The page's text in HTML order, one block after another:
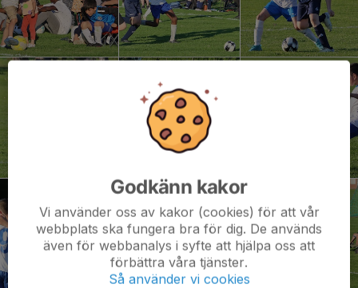
Godkänn kakor
Vi använder oss av kakor (cookies) för att vår
webbplats ska fungera bra för dig. De används
även för webbanalys i syfte att hjälpa oss att
förbättra våra tjänster.
Så använder vi cookies